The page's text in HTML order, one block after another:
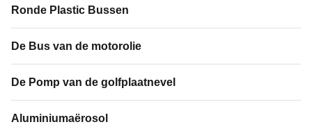
Ronde Plastic Bussen
De Bus van de motorolie
De Pomp van de golfplaatnevel
Aluminiumaërosol